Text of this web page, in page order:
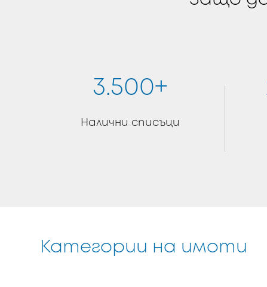
3.500+
Налични списъци
Категории на имоти